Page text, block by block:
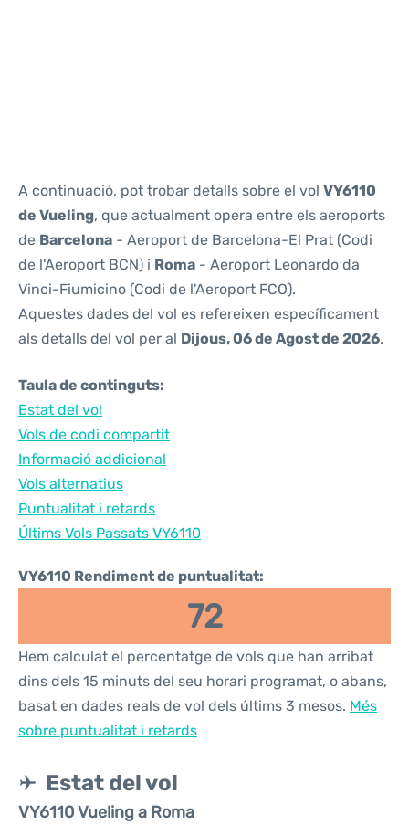
A continuació, pot trobar detalls sobre el vol VY6110
de Vueling, que actualment opera entre els aeroports
de Barcelona - Aeroport de Barcelona-El Prat (Codi
de l'Aeroport BCN) i Roma - Aeroport Leonardo da
Vinci-Fiumicino (Codi de l'Aeroport FCO).
Aquestes dades del vol es refereixen específicament
als detalls del vol per al Dijous, 06 de Agost de 2026.
Taula de continguts:
Estat del vol
Vols de codi compartit
Informació addicional
Vols alternatius
Puntualitat i retards
Últims Vols Passats VY6110
VY6110 Rendiment de puntualitat:
72
Hem calculat el percentatge de vols que han arribat
dins dels 15 minuts del seu horari programat, o abans,
basat en dades reals de vol dels últims 3 mesos. Més
sobre puntualitat i retards
Estat del vol
VY6110 Vueling a Roma